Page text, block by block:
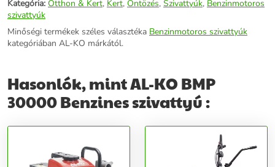
Kategória: Otthon & Kert, Kert, Öntözés, Szivattyúk, Benzinmotoros
szivattyúk
Minőségi termékek széles választéka Benzinmotoros szivattyúk
kategóriában AL-KO márkától.
Hasonlók, mint AL-KO BMP
30000 Benzines szivattyú :